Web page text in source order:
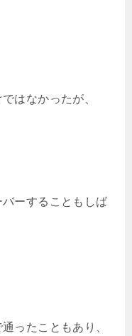
はなかったが、
ーすることもしば
ったこともあり、